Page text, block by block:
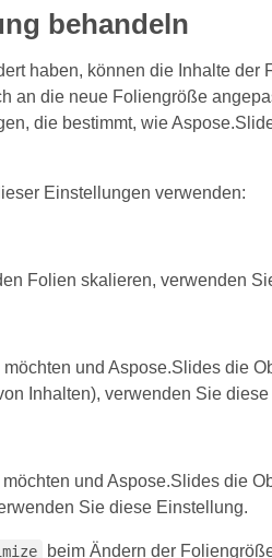
behandeln
haben, können die Inhalte der
an die neue Foliengröße
die bestimmt, wie
Einstellungen verwenden:
Folien skalieren, verwenden
und Aspose.Slides die
Inhalten), verwenden Sie
und Aspose.Slides die
Sie diese Einstellung.
beim Ändern der